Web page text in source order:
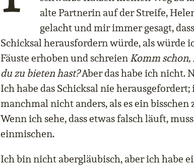
alte Partnerin auf der Streife,
gelacht und mir immer gesagt,
Schicksal herausfordern würde, als würde
Fäuste erhoben und schreienKomm schon,
du zu bieten hast?Aber das habe ich nicht.
Ich habe das Schicksal nie
manchmal nicht anders, als es ein bisschen
Wenn ich sehe, dass etwas falsch läuft,
einmischen.
Ich bin nicht abergläubisch, aber ich habe